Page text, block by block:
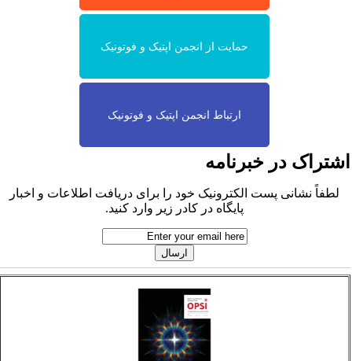
حمایت از انجمن اپتیک و فوتونیک
ارتباط انجمن اپتیک و فوتونیک
در خبرنامه
لطفاً نشانی پست الکترونیک خود را برای دریافت اطلاعات و اخبار
پایگاه در کادر زیر وارد کنید.